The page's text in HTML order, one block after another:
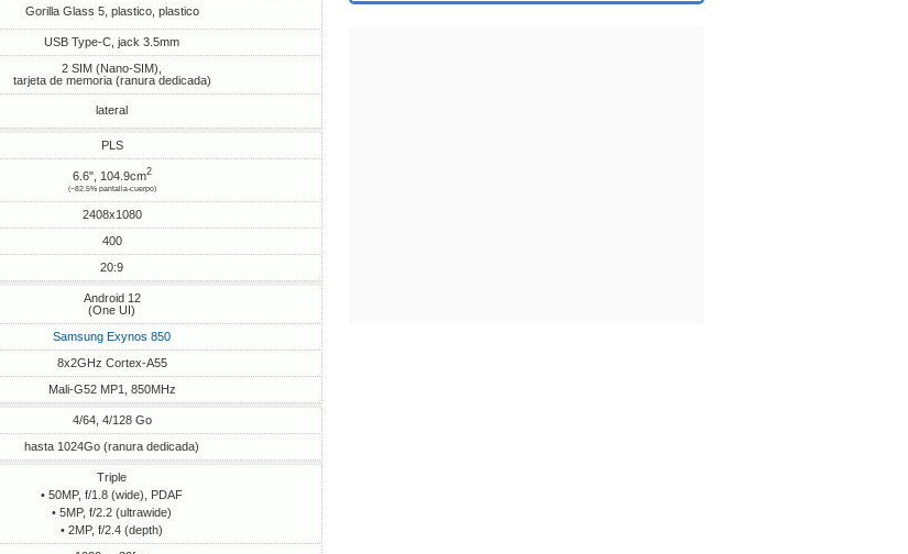
Gorilla Glass 5, plastico, plastico
USB Type-C, jack 3.5mm
2 SIM (Nano-SIM),
tarjeta de memoria (ranura dedicada)
lateral
PLS
6.6", 104.9cm2
(~82.5% pantalla-cuerpo)
2408x1080
400
20:9
Android 12
(One UI)
Samsung Exynos 850
8x2GHz Cortex-A55
Mali-G52 MP1, 850MHz
4/64, 4/128 Go
hasta 1024Go (ranura dedicada)
Triple
• 50MP, f/1.8 (wide), PDAF
• 5MP, f/2.2 (ultrawide)
• 2MP, f/2.4 (depth)